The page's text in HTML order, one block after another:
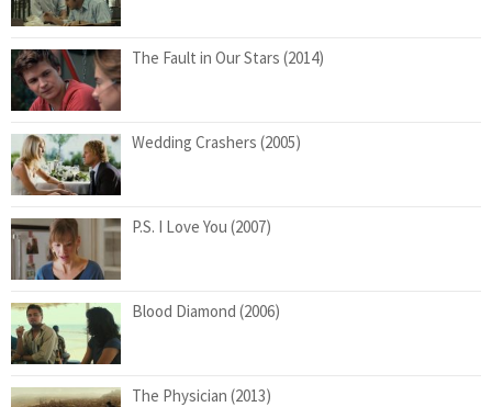
The Fault in Our Stars (2014)
Wedding Crashers (2005)
P.S. I Love You (2007)
Blood Diamond (2006)
The Physician (2013)